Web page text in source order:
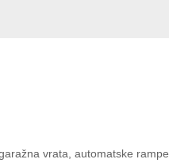
vrata, automatske